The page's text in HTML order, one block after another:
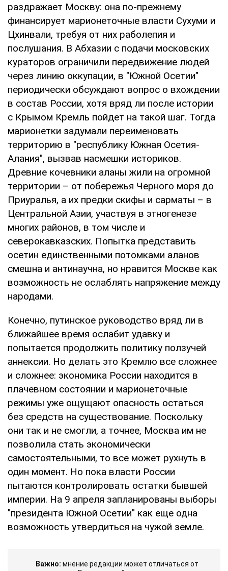
раздражает Москву: она по-прежнему
финансирует марионеточные власти Сухуми и
Цхинвали, требуя от них раболепия и
послушания. В Абхазии с подачи московских
кураторов ограничили передвижение людей
через линию оккупации, в "Южной Осетии"
периодически обсуждают вопрос о вхождении
в состав России, хотя вряд ли после истории
с Крымом Кремль пойдет на такой шаг. Тогда
марионетки задумали переименовать
территорию в "республику Южная Осетия-
Алания", вызвав насмешки историков.
Древние кочевники аланы жили на огромной
территории – от побережья Черного моря до
Приуралья, а их предки скифы и сарматы – в
Центральной Азии, участвуя в этногенезе
многих районов, в том числе и
северокавказских. Попытка представить
осетин единственными потомками аланов
смешна и антинаучна, но нравится Москве как
возможность не ослаблять напряжение между
народами.
Конечно, путинское руководство вряд ли в
ближайшее время ослабит удавку и
попытается продолжить политику ползучей
аннексии. Но делать это Кремлю все сложнее
и сложнее: экономика России находится в
плачевном состоянии и марионеточные
режимы уже ощущают опасность остаться
без средств на существование. Поскольку
они так и не смогли, а точнее, Москва им не
позволила стать экономически
самостоятельными, то все может рухнуть в
один момент. Но пока власти России
пытаются контролировать остатки бывшей
империи. На 9 апреля запланированы выборы
"президента Южной Осетии" как еще одна
возможность утвердиться на чужой земле.
Важно: мнение редакции может отличаться от